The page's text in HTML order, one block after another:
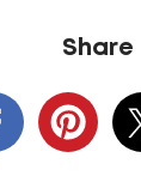
Share